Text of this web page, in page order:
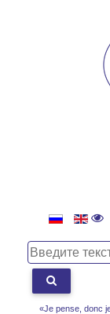
«Je pense, donc